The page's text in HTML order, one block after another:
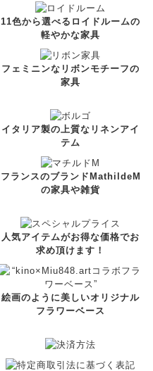
11色から選べるロイドルームの
軽やかな家具
フェミニンなリボンモチーフの
家具
イタリア製の上質なリネンアイ
テム
フランスのブランドMathildeM
の家具や雑貨
人気アイテムがお得な価格でお
求め頂けます！
絵画のように美しいオリジナル
フラワーベース